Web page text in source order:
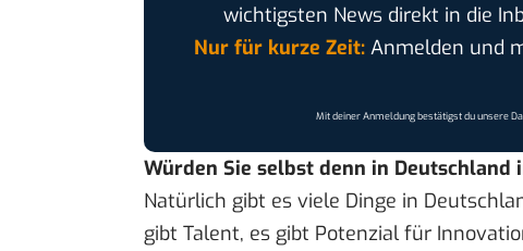
wichtigsten News direkt in die
Nur für kurze Zeit:Anmelden und
Mit deiner Anmeldung bestätigst du unsere
Würden Sie selbst denn in Deutschland
Natürlich gibt es viele Dinge in
gibt Talent, es gibt Potenzial für